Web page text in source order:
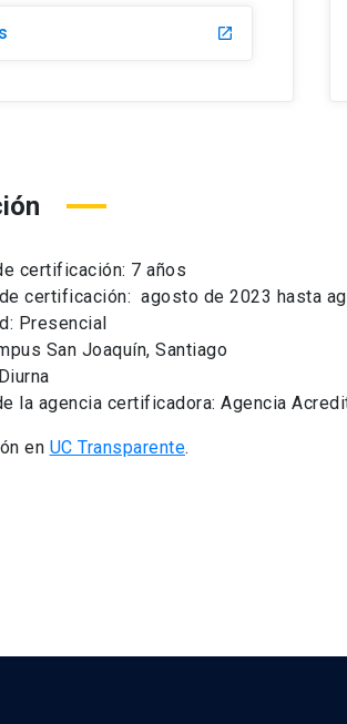
launch
7 años
agosto de 2023 hasta
Presencial
San Joaquín, Santiago
agencia certificadora: Agencia
en UC Transparente.